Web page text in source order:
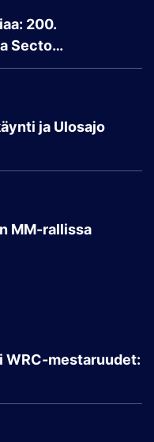
200.
Secto…
ja Ulosajo
MM-rallissa
WRC-mestaruudet: